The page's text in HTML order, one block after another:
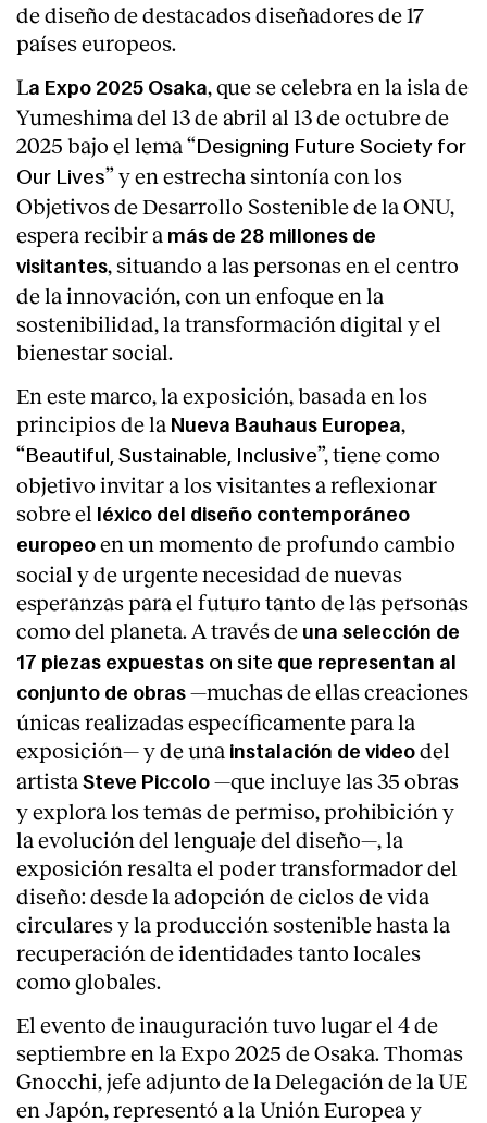
About
de diseño de destacados diseñadores de 17
países europeos.
La Expo 2025 Osaka, que se celebra en la isla de
Yumeshima del 13 de abril al 13 de octubre de
2025 bajo el lema “ Designing Future Society for
Our Lives” y en estrecha sintonía con los
Objetivos de Desarrollo Sostenible de la ONU,
espera recibir a más de 28 millones de
visitantes, situando a las personas en el centro
de la innovación, con un enfoque en la
sostenibilidad, la transformación digital y el
bienestar social.
En este marco, la exposición, basada en los
principios de la Nueva Bauhaus Europea,
“ Beautiful, Sustainable, Inclusive”, tiene como
objetivo invitar a los visitantes a reflexionar
sobre el
léxico del diseño contemporáneo
europeo en un momento de profundo cambio
social y de urgente necesidad de nuevas
esperanzas para el futuro tanto de las personas
como del planeta. A través de una selección de
17 piezas expuestas on site que representan al
conjunto de obras —muchas de ellas creaciones
únicas realizadas específicamente para la
exposición— y de una instalación de video del
artista Steve Piccolo —que incluye las 35 obras
y explora los temas de permiso, prohibición y
la evolución del lenguaje del diseño—, la
exposición resalta el poder transformador del
diseño: desde la adopción de ciclos de vida
circulares y la producción sostenible hasta la
recuperación de identidades tanto locales
como globales.
El evento de inauguración tuvo lugar el 4 de
septiembre en la Expo 2025 de Osaka. Thomas
Gnocchi, jefe adjunto de la Delegación de la UE
en Japón, representó a la Unión Europea y